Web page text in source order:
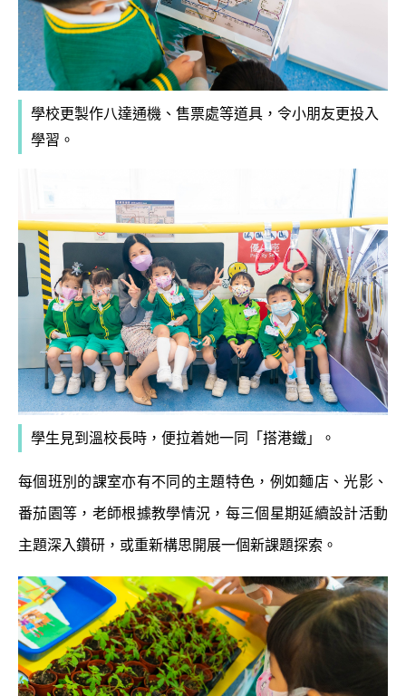
學校更製作八達通機、售票處等道具，令小朋友更投入
學習。
學生見到溫校長時，便拉着她一同「搭港鐵」。
每個班別的課室亦有不同的主題特色，例如麵店、光影、
番茄園等，老師根據教學情況，每三個星期延續設計活動
主題深入鑽研，或重新構思開展一個新課題探索。